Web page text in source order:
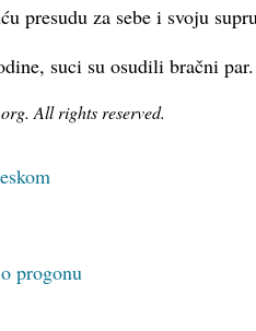
presudu za sebe i svoju
suci su osudili bračni
All rights reserved.
progonu